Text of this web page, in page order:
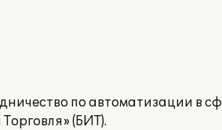
по автоматизации в
(БИТ).